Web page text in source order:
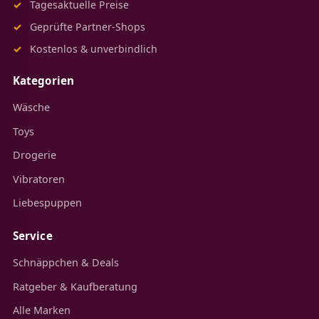
Tagesaktuelle Preise
Geprüfte Partner-Shops
Kostenlos & unverbindlich
Kategorien
Wäsche
Toys
Drogerie
Vibratoren
Liebespuppen
Service
Schnäppchen & Deals
Ratgeber & Kaufberatung
Alle Marken